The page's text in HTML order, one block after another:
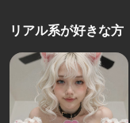
リアル系が好きな方